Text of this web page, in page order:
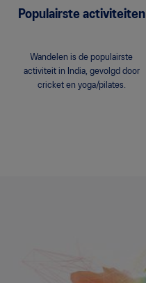
Populairste activiteiten
Wandelen is de populairste
activiteit in India, gevolgd door
cricket en yoga/pilates.